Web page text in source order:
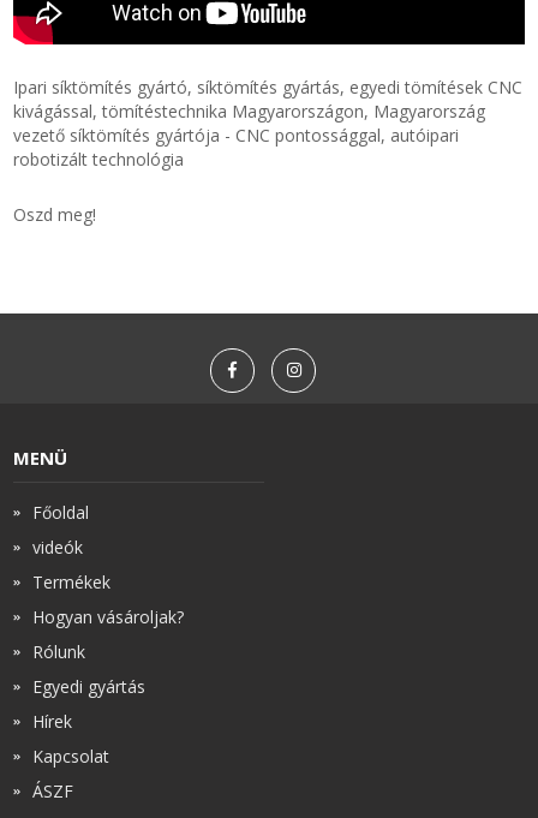
Ipari síktömítés gyártó, síktömítés gyártás, egyedi tömítések CNC
kivágással, tömítéstechnika Magyarországon, Magyarország
vezető síktömítés gyártója - CNC pontossággal, autóipari
robotizált technológia
Oszd meg!
MENÜ
Főoldal
videók
Termékek
Hogyan vásároljak?
Rólunk
Egyedi gyártás
Hírek
Kapcsolat
ÁSZF